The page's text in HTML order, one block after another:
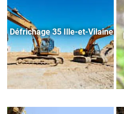
Défrichage 35 Ille-et-Vilaine